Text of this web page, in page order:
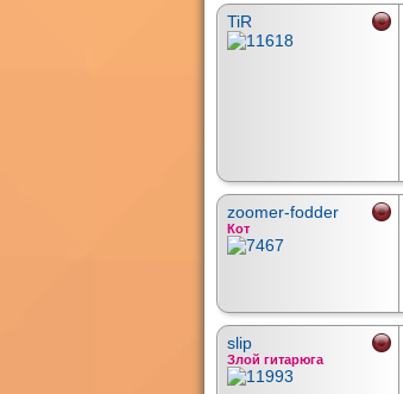
TiR
zoomer-fodder
Кот
slip
Злой гитарюга